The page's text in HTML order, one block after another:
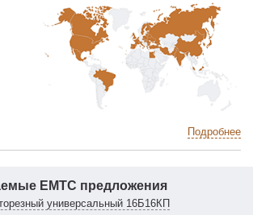
Подробнее
EMTC предложения
универсальный 16Б16КП